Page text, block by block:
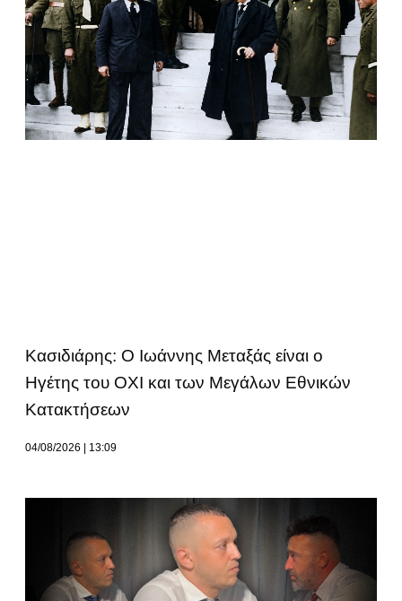
Κασιδιάρης: Ο Ιωάννης Μεταξάς είναι ο
Ηγέτης του ΟΧΙ και των Μεγάλων Εθνικών
Κατακτήσεων
04/08/2026 13:09